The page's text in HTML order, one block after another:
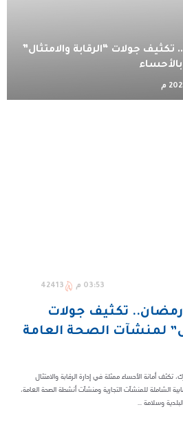
جولات “الرقابة والامتثال”
03:53 م 42413
تكثيف جولات
لمنشآت الصحة العامة
أمانة الأحساء ممثلة في إدارة الرقابة والامتثال
الشاملة للمنشآت التجارية ومنشآت أنشطة الصحة العامة،
وسلامة ...